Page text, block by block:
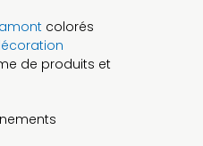
colorés
de produits et